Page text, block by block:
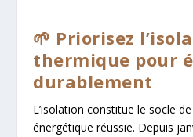
🌱 Priorisez
thermique pour
durablement
L’isolation constitue le socle
énergétique réussie. Depuis